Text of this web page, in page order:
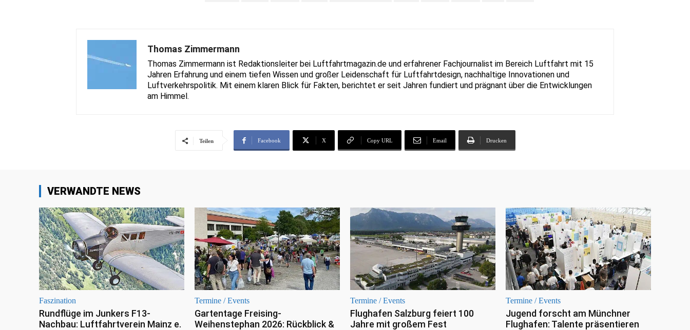
Thomas Zimmermann
Thomas Zimmermann ist Redaktionsleiter bei Luftfahrtmagazin.de und erfahrener Fachjournalist im Bereich Luftfahrt mit 15
Jahren Erfahrung und einem tiefen Wissen und großer Leidenschaft für Luftfahrtdesign, nachhaltige Innovationen und
Luftverkehrspolitik. Mit einem klaren Blick für Fakten, berichtet er seit Jahren fundiert und prägnant über die Entwicklungen
am Himmel.
Teilen Facebook X Copy URL Email Drucken
VERWANDTE NEWS
Faszination
Rundflüge im Junkers F13-
Nachbau: Luftfahrtverein Mainz e.
Termine / Events
Gartentage Freising-
Weihenstephan 2026: Rückblick &
Termine / Events
Flughafen Salzburg feiert 100
Jahre mit großem Fest
Termine / Events
Jugend forscht am Münchner
Flughafen: Talente präsentieren